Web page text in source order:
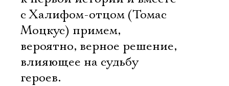
с Халифом-отцом (Томас
Моцкус) примем,
вероятно, верное решение,
влияющее на судьбу
героев.